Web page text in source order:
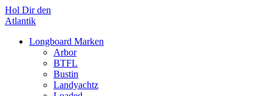
Hol Dir den
Atlantik
Longboard Marken
Arbor
BTFL
Bustin
Landyachtz